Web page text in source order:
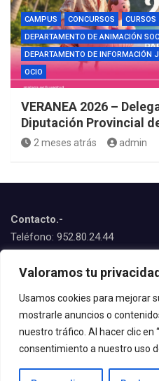
Valoramos tu privacidad
Usamos cookies para mejorar
mostrarle anuncios o
nuestro tráfico. Al hacer clic en
consentimiento a nuestro uso
CAMPUS CONCURSOS CURSOS
DEPARTAMENTO DE ANIMACIÓN
DEPARTAMENTO DE INFORMACIÓN
OCIO
VERANEA 2026 –
Diputación Provincial
2 meses atrás admin
Contacto.-
Teléfono: 952.80.24.44
juventud@estepona.es
© 2020 Delegación de Juventud